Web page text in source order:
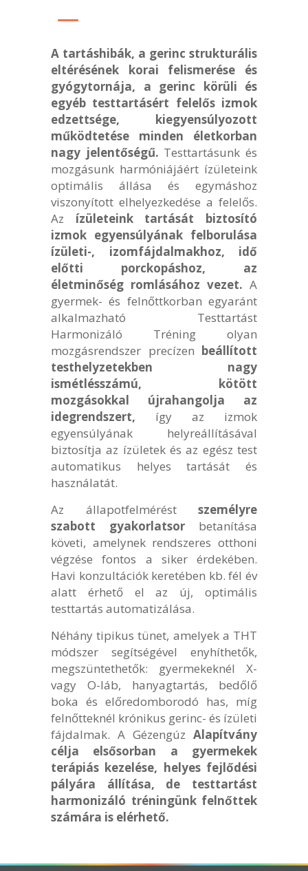
A tartáshibák, a gerinc strukturális
eltérésének korai felismerése és
gyógytornája, a gerinc körüli és
egyéb testtartásért felelős izmok
edzettsége, kiegyensúlyozott
működtetése minden életkorban
nagy jelentőségű. Testtartásunk és
mozgásunk harmóniájáért ízületeink
optimális állása és egymáshoz
viszonyított elhelyezkedése a felelős.
Az ízületeink tartását biztosító
izmok egyensúlyának felborulása
ízületi-, izomfájdalmakhoz, idő
előtti porckopáshoz, az
életminőség romlásához vezet. A
gyermek- és felnőttkorban egyaránt
alkalmazható Testtartást
Harmonizáló Tréning olyan
mozgásrendszer precízen beállított
testhelyzetekben nagy
ismétlésszámú, kötött
mozgásokkal újrahangolja az
idegrendszert, így az izmok
egyensúlyának helyreállításával
biztosítja az ízületek és az egész test
automatikus helyes tartását és
használatát.
Az állapotfelméréstszemélyre
szabott gyakorlatsor betanítása
követi, amelynek rendszeres otthoni
végzése fontos a siker érdekében.
Havi konzultációk keretében kb. fél év
alatt érhető el az új, optimális
testtartás automatizálása.
Néhány tipikus tünet, amelyek a THT
módszer segítségével enyhíthetők,
megszüntethetők: gyermekeknél X-
vagy O-láb, hanyagtartás, bedőlő
boka és előredomborodó has, míg
felnőtteknél krónikus gerinc- és ízületi
fájdalmak. A Gézengúz Alapítvány
célja elsősorban a gyermekek
terápiás kezelése, helyes fejlődési
pályára állítása, de testtartást
harmonizáló tréningünk felnőttek
számára is elérhető.